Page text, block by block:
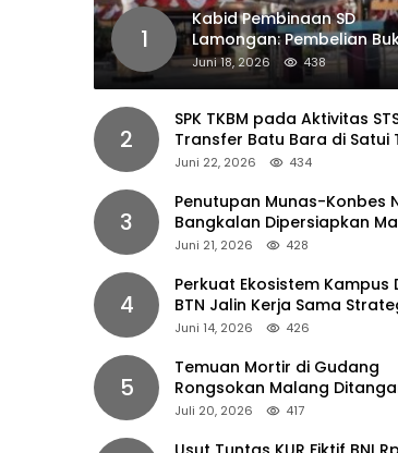
1
Kabid Pembinaan SD
Lamongan: Pembelian
Pendamping Tidak Boleh
Dipaksakan
Juni 18, 2026 438
2
SPK TKBM pada Aktivitas
Transfer Batu Bara di Satui
Sorotan
Juni 22, 2026 434
3
Penutupan Munas-Konbes
Bangkalan Dipersiapkan
Gus Ipul Turun Tangan
Juni 21, 2026 428
4
Perkuat Ekosistem Kampus
BTN Jalin Kerja Sama
dengan UNAIR
Juni 14, 2026 426
5
Temuan Mortir di Gudang
Rongsokan Malang
Gegana Polda Jatim
Juli 20, 2026 417